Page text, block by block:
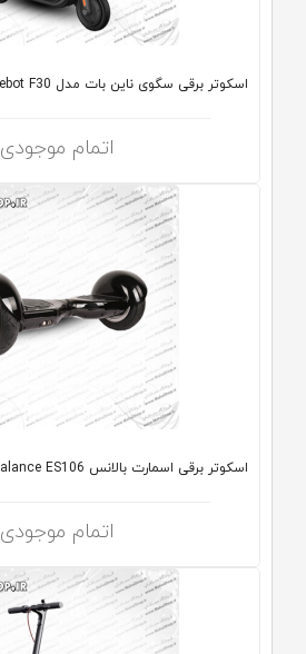
اسکوتر برقی سگوی ناین بات مدل Segway Ninebot F30
اتمام موجودی
اسکوتر برقی اسمارت بالانس Smart Balance ES106
اتمام موجودی